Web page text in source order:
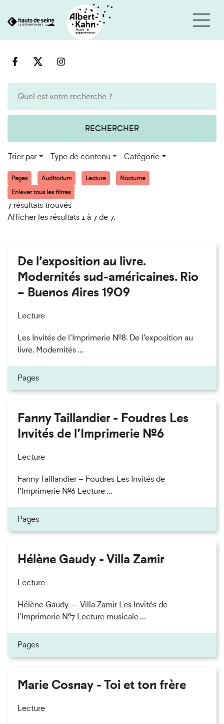
au
RECHERCHER
Trier par Type de contenu Catégorie
Pages Auditorium Lecture
Nocturne
Enlever tous les filtres
7 résultats trouvés
Afficher les résultats 1 à 7 de 7.
De l’exposition au livre.
Modernités sud-américaines. Rio
– Buenos Aires 1909
Lecture
Les Invités de l’Imprimerie n°8. De l’exposition au
livre. Modernités ...
Pages
Fanny Taillandier - Foudres Les
Invités de l’Imprimerie n°6
Lecture
Fanny Taillandier – Foudres Les Invités de
l’Imprimerie n°6 Lecture ...
Pages
Hélène Gaudy - Villa Zamir
Lecture
Hélène Gaudy — Villa Zamir Les Invités de
l’Imprimerie n°7 Lecture musicale ...
Pages
Marie Cosnay - Toi et ton frère
Lecture
Cookies et traceurs utilisés sur ce site